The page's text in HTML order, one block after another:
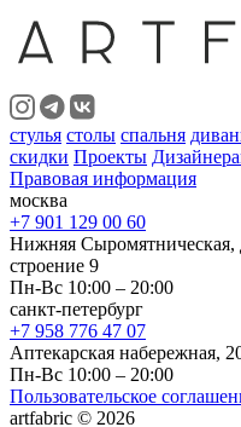
стулья столы спальня
скидки Проекты
Правовая информация
москва
+7 901 129 00 60
Нижняя Сыромятническая,
строение 9
Пн-Вс 10:00 – 20:00
санкт-петербург
+7 958 776 47 07
Аптекарская набережная,
Пн-Вс 10:00 – 20:00
Пользовательское
artfabric © 2026